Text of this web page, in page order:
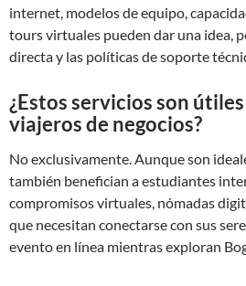
internet, modelos de equipo,
tours virtuales pueden dar una idea,
directa y las políticas de soporte
¿Estos servicios son
viajeros de negocios?
No exclusivamente. Aunque son
también benefician a estudiantes
compromisos virtuales, nómadas
que necesitan conectarse con sus
evento en línea mientras exploran